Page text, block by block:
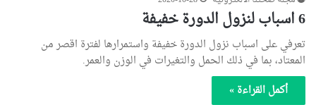
6 اسباب لنزول الدورة خفيفة
تعرفي على اسباب نزول الدورة خفيفة واستمرارها لفترة اقصر من
المعتاد، بما في ذلك الحمل والتغيرات في الوزن والعمر.
أكمل القراءة »